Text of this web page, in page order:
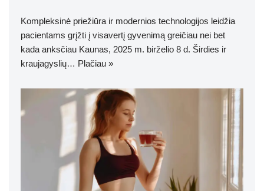
Kompleksinė priežiūra ir modernios technologijos leidžia
pacientams grįžti į visavertį gyvenimą greičiau nei bet
kada anksčiau Kaunas, 2025 m. birželio 8 d. Širdies ir
kraujagyslių… Plačiau »